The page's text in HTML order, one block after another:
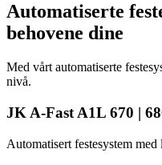
Automatiserte
behovene dine
Med vårt automatiserte
nivå.
JK A-Fast A1L 670 |
Automatisert festesystem med